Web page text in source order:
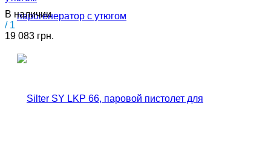
В наличии
/ 1
19 083 грн.